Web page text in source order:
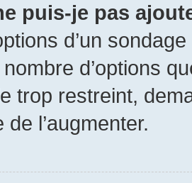
puis-je pas
d’un
d’options
trop restreint,
l’augmenter.